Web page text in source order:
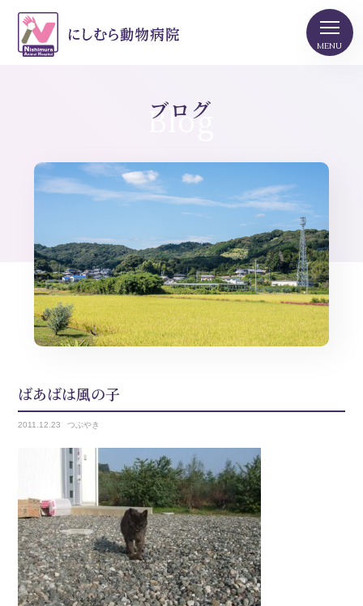
ブログ
Blog
ばあばは風の子
2011.12.23 つぶやき